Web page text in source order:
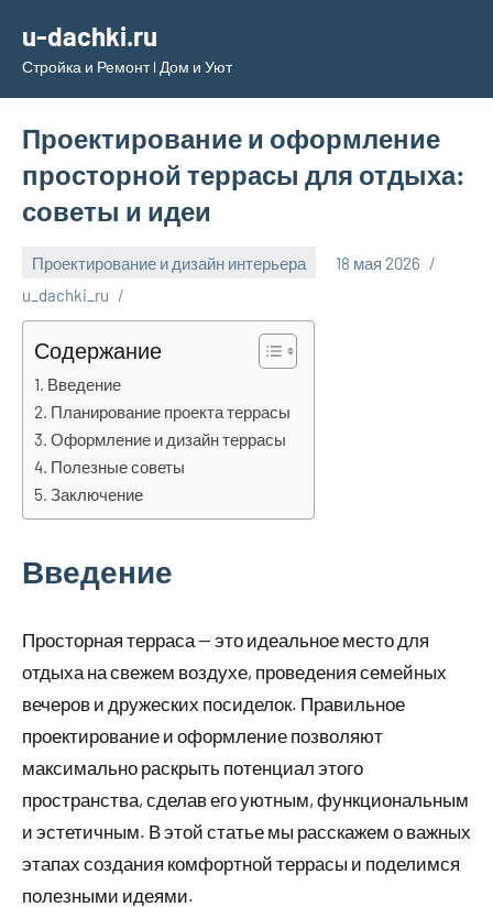
содержимому
u-dachki.ru
Стройка и Ремонт l Дом и Уют
Проектирование и оформление
просторной террасы для отдыха:
советы и идеи
Проектирование и дизайн интерьера
18 мая 2026
u_dachki_ru
Содержание
Введение
Планирование проекта террасы
Оформление и дизайн террасы
Полезные советы
Заключение
Введение
Просторная терраса — это идеальное место для
отдыха на свежем воздухе, проведения семейных
вечеров и дружеских посиделок. Правильное
проектирование и оформление позволяют
максимально раскрыть потенциал этого
пространства, сделав его уютным, функциональным
и эстетичным. В этой статье мы расскажем о важных
этапах создания комфортной террасы и поделимся
полезными идеями.